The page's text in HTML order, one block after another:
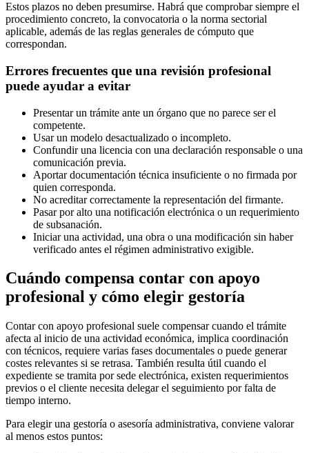
Estos plazos no deben presumirse. Habrá que comprobar siempre el
procedimiento concreto, la convocatoria o la norma sectorial
aplicable, además de las reglas generales de cómputo que
correspondan.
Errores frecuentes que una revisión profesional
puede ayudar a evitar
Presentar un trámite ante un órgano que no parece ser el
competente.
Usar un modelo desactualizado o incompleto.
Confundir una licencia con una declaración responsable o una
comunicación previa.
Aportar documentación técnica insuficiente o no firmada por
quien corresponda.
No acreditar correctamente la representación del firmante.
Pasar por alto una notificación electrónica o un requerimiento
de subsanación.
Iniciar una actividad, una obra o una modificación sin haber
verificado antes el régimen administrativo exigible.
Cuándo compensa contar con apoyo
profesional y cómo elegir gestoría
Contar con apoyo profesional suele compensar cuando el trámite
afecta al inicio de una actividad económica, implica coordinación
con técnicos, requiere varias fases documentales o puede generar
costes relevantes si se retrasa. También resulta útil cuando el
expediente se tramita por sede electrónica, existen requerimientos
previos o el cliente necesita delegar el seguimiento por falta de
tiempo interno.
Para elegir una gestoría o asesoría administrativa, conviene valorar
al menos estos puntos: